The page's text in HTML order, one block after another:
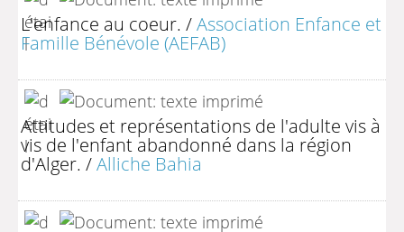
L'enfance au coeur. /Association Enfance et
Famille Bénévole (AEFAB)
Attitudes et représentations de l'adulte vis à
vis de l'enfant abandonné dans la région
d'Alger. /Alliche Bahia